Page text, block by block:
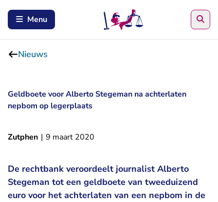
Menu
Nieuws
Geldboete voor Alberto Stegeman na achterlaten
nepbom op legerplaats
Zutphen | 9 maart 2020
De rechtbank veroordeelt journalist Alberto
Stegeman tot een geldboete van tweeduizend
euro voor het achterlaten van een nepbom in de